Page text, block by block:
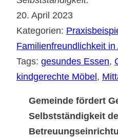
20. April 2023
Kategorien:
Familienfreundlichkeit in
Tags: gesundes Essen,
kindgerechte Möbel,
Gemeinde fördert
Selbstständigkeit